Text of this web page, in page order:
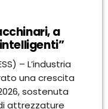
a
– L’industria
una crescita
sostenuta
attrezzature